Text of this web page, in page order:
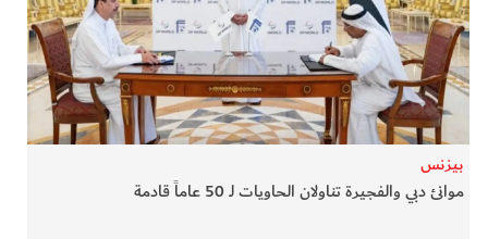
بيزنس
موانئ دبي والفجيرة تناولان الحاويات لـ 50 عاماً قادمة